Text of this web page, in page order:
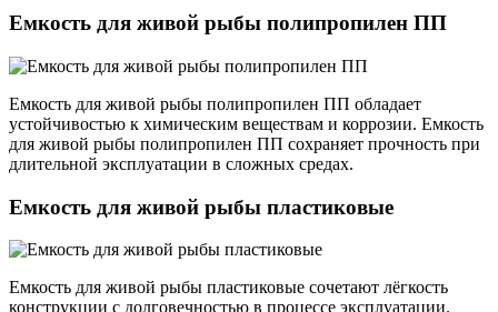
Емкость для живой рыбы полипропилен ПП
Емкость для живой рыбы полипропилен ПП обладает
устойчивостью к химическим веществам и коррозии. Емкость
для живой рыбы полипропилен ПП сохраняет прочность при
длительной эксплуатации в сложных средах.
Емкость для живой рыбы пластиковые
Емкость для живой рыбы пластиковые сочетают лёгкость
конструкции с долговечностью в процессе эксплуатации.